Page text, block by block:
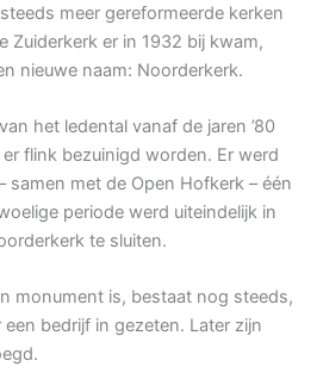
meer gereformeerde kerken
Zuiderkerk er in 1932 bij kwam,
nieuwe naam: Noorderkerk.
het ledental vanaf de jaren ’80
flink bezuinigd worden. Er werd
samen met de Open Hofkerk – één
periode werd uiteindelijk in
te sluiten.
monument is, bestaat nog steeds,
bedrijf in gezeten. Later zijn